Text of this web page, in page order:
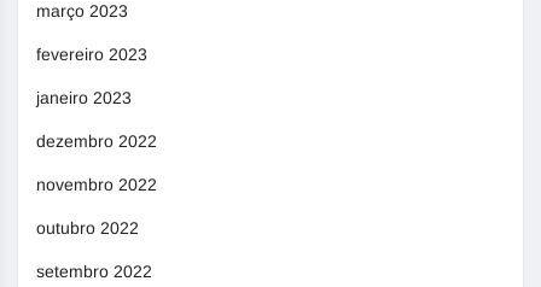
março 2023
fevereiro 2023
janeiro 2023
dezembro 2022
novembro 2022
outubro 2022
setembro 2022